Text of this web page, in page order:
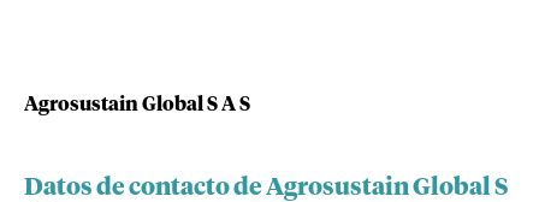
Agrosustain Global S A S
Datos de contacto de Agrosustain Global S